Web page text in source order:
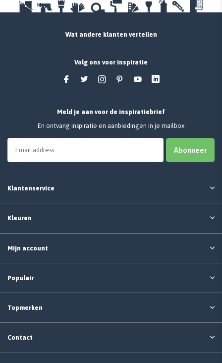
Wat andere klanten vertellen
Volg ons voor inspiratie
Meld je aan voor de inspiratiebrief
En ontvang inspiratie en aanbiedingen in je mailbox
Abonneer
Klantenservice
Kleuren
Mijn account
Populair
Topmerken
Contact